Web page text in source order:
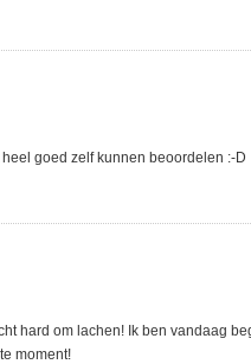
goed zelf kunnen beoordelen :-D
hard om lachen! Ik ben vandaag
moment!